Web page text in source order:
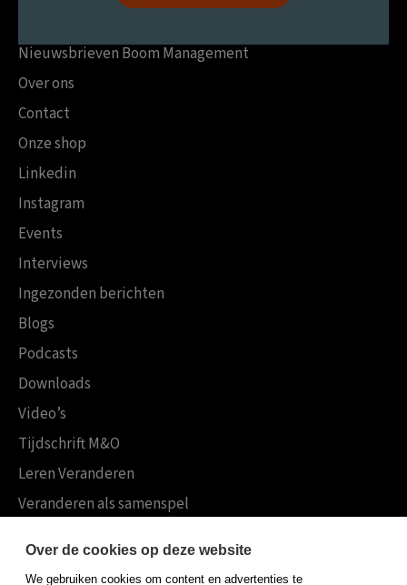
Nieuwsbrieven Boom Management
Over ons
Contact
Onze shop
Linkedin
Instagram
Events
Interviews
Ingezonden berichten
Blogs
Podcasts
Downloads
Video’s
Tijdschrift M&O
Leren Veranderen
Veranderen als samenspel
Koninklijke Boom uitgevers
Over de cookies op deze website
We gebruiken cookies om content en advertenties te